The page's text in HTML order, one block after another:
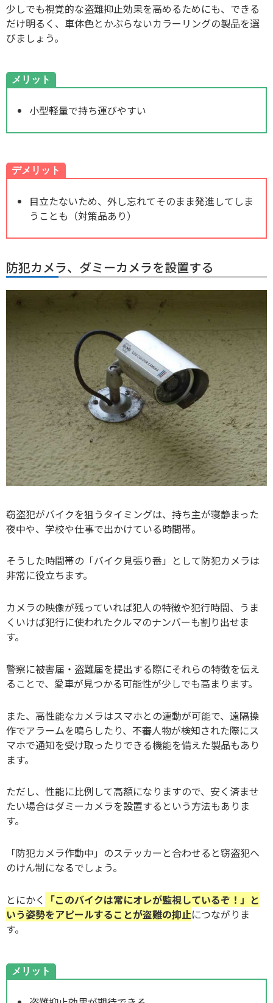
少しでも視覚的な盗難抑止効果を高めるためにも、できる
だけ明るく、車体色とかぶらないカラーリングの製品を選
びましょう。
メリット
小型軽量で持ち運びやすい
デメリット
目立たないため、外し忘れてそのまま発進してしま
うことも（対策品あり）
防犯カメラ、ダミーカメラを設置する
窃盗犯がバイクを狙うタイミングは、持ち主が寝静まった
夜中や、学校や仕事で出かけている時間帯。
そうした時間帯の「バイク見張り番」として防犯カメラは
非常に役立ちます。
カメラの映像が残っていれば犯人の特徴や犯行時間、うま
くいけば犯行に使われたクルマのナンバーも割り出せま
す。
警察に被害届・盗難届を提出する際にそれらの特徴を伝え
ることで、愛車が見つかる可能性が少しでも高まります。
また、高性能なカメラはスマホとの連動が可能で、遠隔操
作でアラームを鳴らしたり、不審人物が検知された際にス
マホで通知を受け取ったりできる機能を備えた製品もあり
ます。
ただし、性能に比例して高額になりますので、安く済ませ
たい場合はダミーカメラを設置するという方法もありま
す。
「防犯カメラ作動中」のステッカーと合わせると窃盗犯へ
のけん制になるでしょう。
とにかく 「このバイクは常にオレが監視しているぞ！」と
いう姿勢をアピールすることが盗難の抑止につながりま
す。
メリット